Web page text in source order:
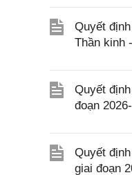
Quyết
Thần kinh
Quyết
đoạn
Quyết
giai đoạn